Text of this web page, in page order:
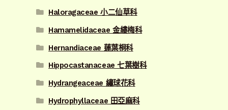
Haloragaceae 小二仙草科
Hamamelidaceae 金縷梅科
Hernandiaceae 蓮葉桐科
Hippocastanaceae 七葉樹科
Hydrangeaceae 繡球花科
Hydrophyllaceae 田亞麻科